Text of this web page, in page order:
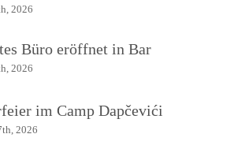
2026
Büro eröffnet in Bar
2026
im Camp Dapčevići
2026